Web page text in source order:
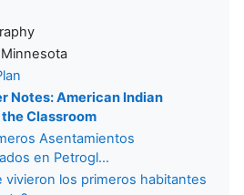
Notes: American Indian
Classroom
Asentamientos
en Petrogl...
vivieron los primeros habitantes